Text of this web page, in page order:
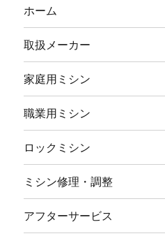
ホーム
取扱メーカー
家庭用ミシン
職業用ミシン
ロックミシン
ミシン修理・調整
アフターサービス